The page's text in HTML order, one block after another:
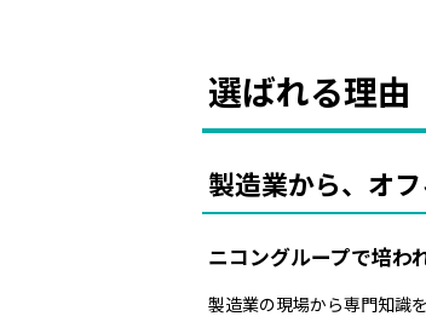
選ばれる理由
製造業から、オ
ニコングループで培わ
製造業の現場から専門知識